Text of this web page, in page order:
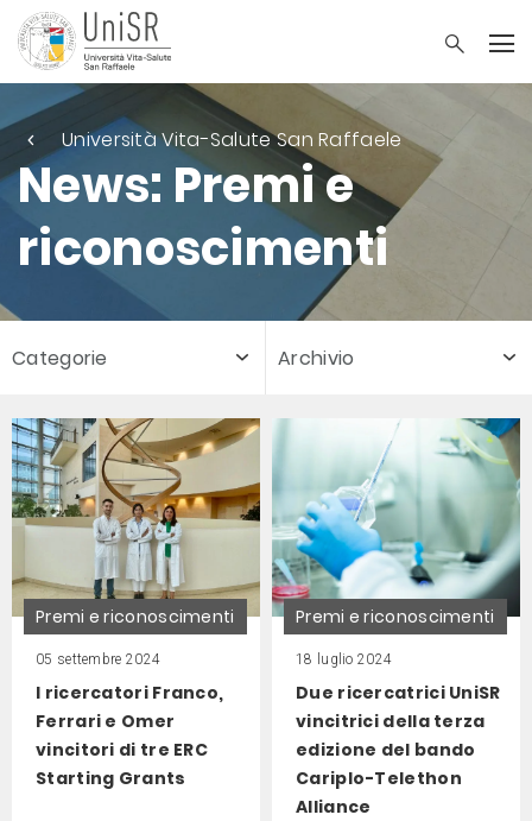
Università Vita-Salute San Raffaele
News: Premi e
riconoscimenti
Categorie Archivio
Premi e riconoscimenti
05 settembre 2024
I ricercatori Franco,
Ferrari e Omer
vincitori di tre ERC
Starting Grants
Premi e riconoscimenti
18 luglio 2024
Due ricercatrici UniSR
vincitrici della terza
edizione del bando
Cariplo-Telethon
Alliance